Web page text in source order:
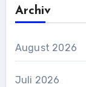
Archiv
August 2026
Juli 2026